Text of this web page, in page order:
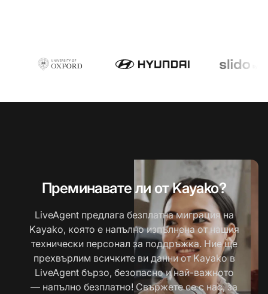
Преминавате ли от Kayako?
LiveAgent предлага безплатна миграция на
Kayako, която е напълно изпълнена от нашия
технически персонал за поддръжка. Ние ще
прехвърлим всичките ви данни от Kayako в
LiveAgent бързо, безопасно и най-важното
— напълно безплатно! Свържете се с нас, за